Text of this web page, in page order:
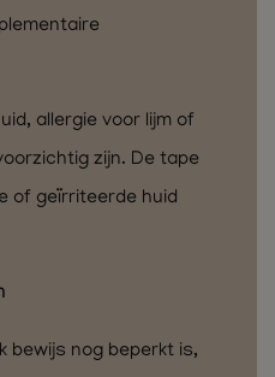
allergie voor lijm of
zijn. De tape
of geïrriteerde huid
bewijs nog beperkt is,